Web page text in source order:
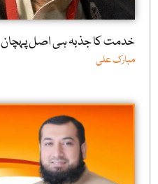
خدمت کا جذبہ ہی اصل پہچان
مبارک علی